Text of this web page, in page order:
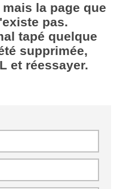
la page que
pas.
tapé quelque
supprimée,
et réessayer.